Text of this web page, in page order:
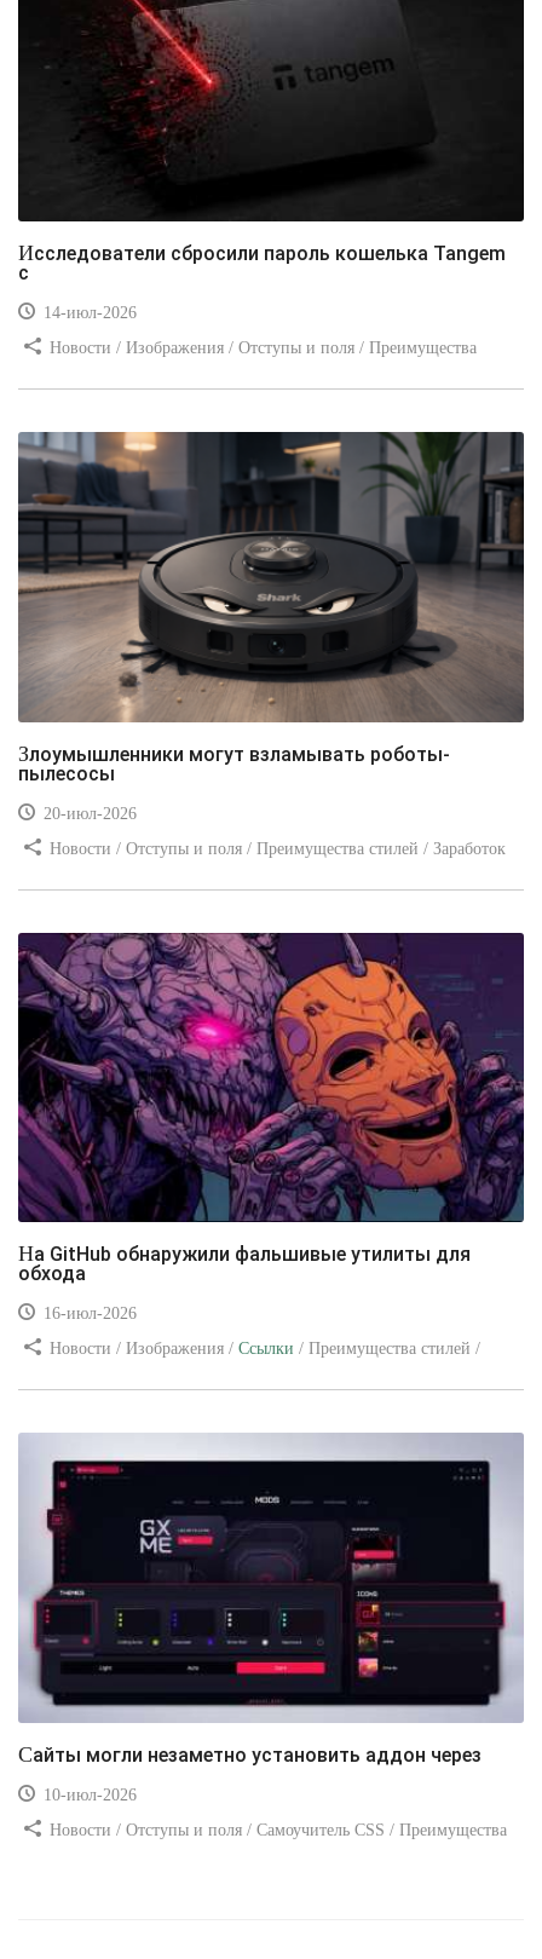
Исследователи сбросили пароль кошелька Tangem
с
14-июл-2026
Новости / Изображения / Отступы и поля / Преимущества
Злоумышленники могут взламывать роботы-
пылесосы
20-июл-2026
Новости / Отступы и поля / Преимущества стилей / Заработок
На GitHub обнаружили фальшивые утилиты для
обхода
16-июл-2026
Новости / Изображения / Ссылки / Преимущества стилей /
Сайты могли незаметно установить аддон через
10-июл-2026
Новости / Отступы и поля / Самоучитель CSS / Преимущества